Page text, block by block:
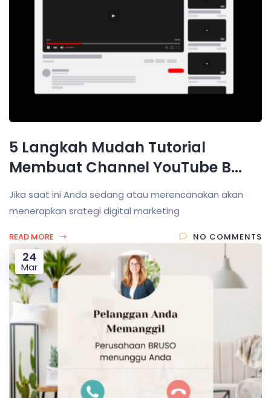
5 Langkah Mudah Tutorial
Membuat Channel YouTube B...
Jika saat ini Anda sedang atau merencanakan akan
menerapkan srategi digital marketing
READ MORE NO COMMENTS
24
Mar